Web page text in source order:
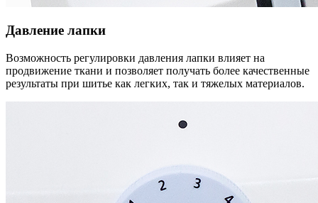
Давление лапки
Возможность регулировки давления лапки влияет на
продвижение ткани и позволяет получать более качественные
результаты при шитье как легких, так и тяжелых материалов.